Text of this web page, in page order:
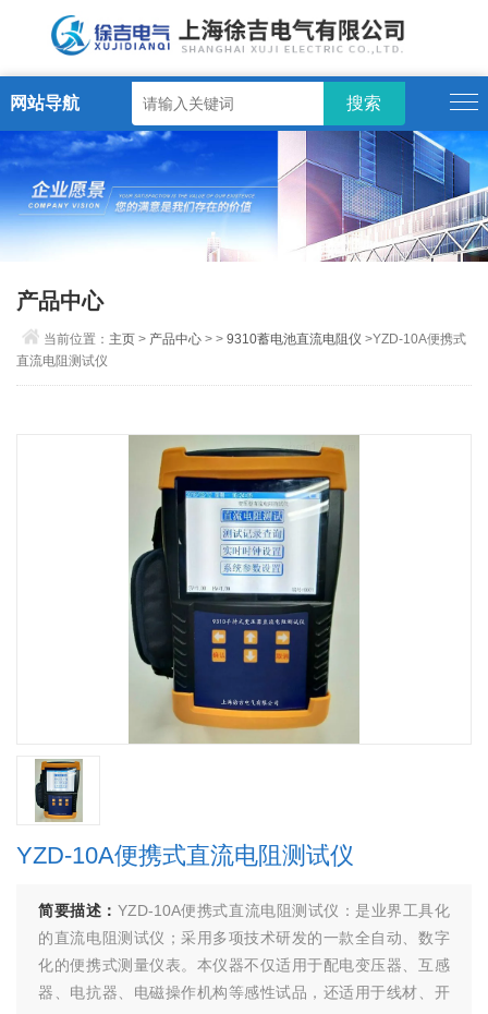
网站导航
产品中心
当前位置： 主页 > 产品中心 > >9310蓄电池直流电阻仪 >YZD-10A便携式
直流电阻测试仪
YZD-10A便携式直流电阻测试仪
简要描述： YZD-10A便携式直流电阻测试仪：是业界工具化
的直流电阻测试仪；采用多项技术研发的一款全自动、数字
化的便携式测量仪表。本仪器不仅适用于配电变压器、互感
器、电抗器、电磁操作机构等感性试品，还适用于线材、开